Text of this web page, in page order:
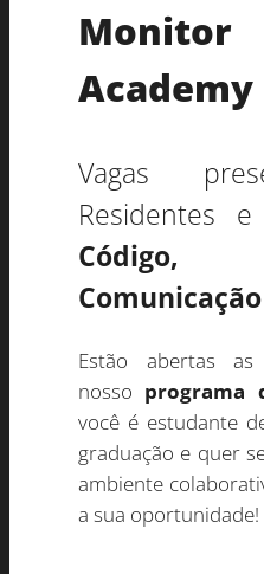
Academy
Vagas
Residentes
Código,
Comunicação
Estão abertas
nosso programa
você é estudante
graduação e quer
ambiente
a sua oportunidade!